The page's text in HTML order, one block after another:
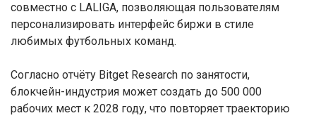
совместно с LALIGA, позволяющая пользователям
персонализировать интерфейс биржи в стиле
любимых футбольных команд.
Согласно отчёту Bitget Research по занятости,
блокчейн-индустрия может создать до 500 000
рабочих мест к 2028 году, что повторяет траекторию